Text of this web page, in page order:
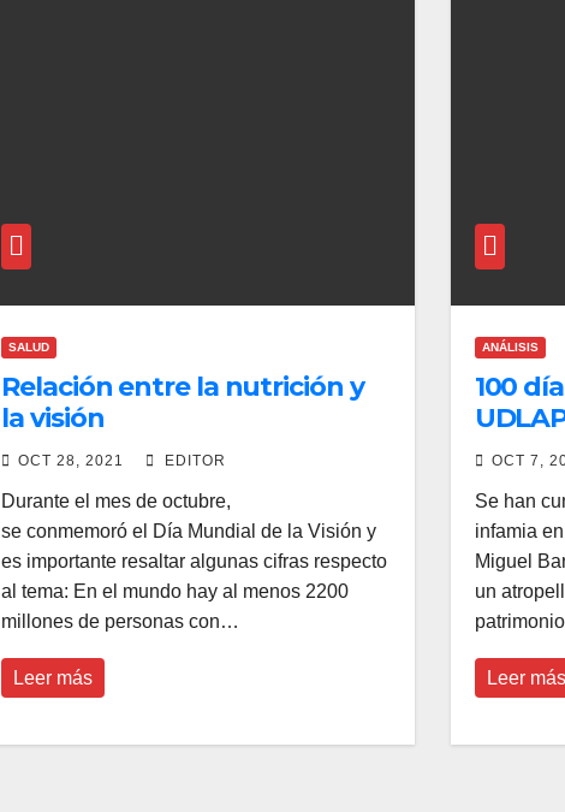
SALUD
Relación entre la nutrición y
la visión
OCT 28, 2021 EDITOR
Durante el mes de octubre,
se conmemoró el Día Mundial de la Visión y
es importante resaltar algunas cifras respecto
al tema: En el mundo hay al menos 2200
millones de personas con…
Leer más
ANÁLISIS
100
OCT 7,
Se han
infamia
Miguel
un
Leer más